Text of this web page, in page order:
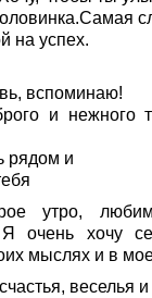
на успех.
вспоминаю!
и нежного
рядом и
утро,
Я очень хочу
мыслях и в
веселья